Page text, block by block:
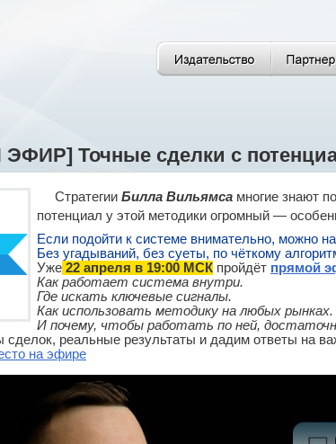
Точные сделки с
Стратегии Билла Вильямса многие знают
потенциал у этой методики огромный —
Если подойти к системе внимательно, можно
Без угадываний, без суеты, по чёткому
Уже 22 апреля в 19:00 МСК пройдёт прямой
Как работает система внутри.
Где искать ключевые сигналы.
Как использовать методику на любых рынках.
И почему, чтобы работать по ней,
сделок, реальные результаты и дадим ответы на
на эфире